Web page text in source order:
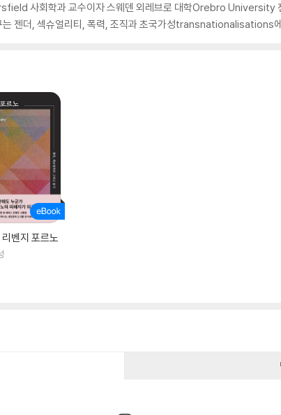
사회학과 교수이자 스웨덴 외레브로 대학Orebro University
젠더, 섹슈얼리티, 폭력, 조직과 초국가성transnationalisations
벤지 포르노